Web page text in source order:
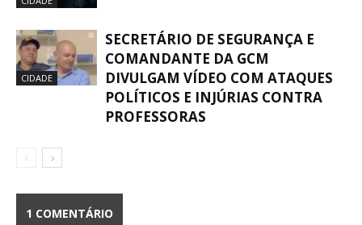
CIDADE
SECRETÁRIO DE SEGURANÇA E
COMANDANTE DA GCM
DIVULGAM VÍDEO COM ATAQUES
POLÍTICOS E INJÚRIAS CONTRA
PROFESSORAS
1 COMENTÁRIO